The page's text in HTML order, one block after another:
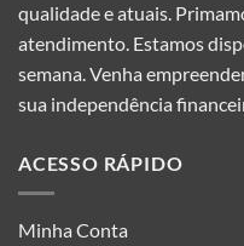
qualidade e atuais.
atendimento. Estamos
semana. Venha
sua independência
ACESSO RÁPIDO
Minha Conta